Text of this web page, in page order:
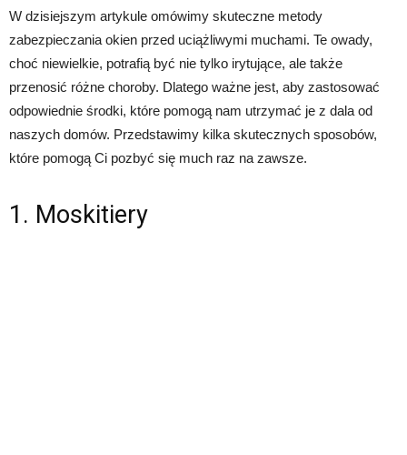
W dzisiejszym artykule omówimy skuteczne metody
zabezpieczania okien przed uciążliwymi muchami. Te owady,
choć niewielkie, potrafią być nie tylko irytujące, ale także
przenosić różne choroby. Dlatego ważne jest, aby zastosować
odpowiednie środki, które pomogą nam utrzymać je z dala od
naszych domów. Przedstawimy kilka skutecznych sposobów,
które pomogą Ci pozbyć się much raz na zawsze.
1. Moskitiery